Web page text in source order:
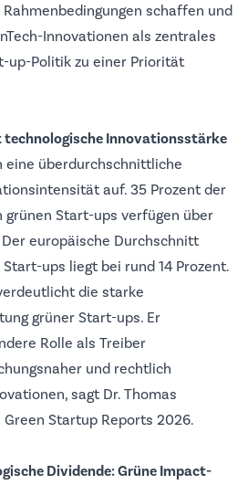
schaffen und
Innovationen als zentrales
up-Politik zu einer Priorität
technologische Innovationsstärke
eine überdurchschnittliche
auf. 35 Prozent der
Start-ups verfügen über
europäische Durchschnitt
ups liegt bei rund 14 Prozent.
die starke
grüner Start-ups. Er
Rolle als Treiber
und rechtlich
sagt Dr. Thomas
Green Startup Reports 2026.
Dividende: Grüne Impact-